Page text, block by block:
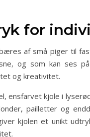
for
af små piger til
og som kan ses
og kreativitet.
ensfarvet kjole i
pailletter og
kjolen et unikt